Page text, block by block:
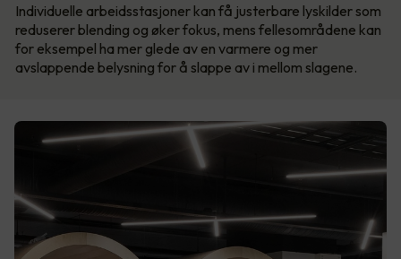
Individuelle arbeidsstasjoner kan få justerbare lyskilder som
reduserer blending og øker fokus, mens fellesområdene kan
for eksempel ha mer glede av en varmere og mer
avslappende belysning for å slappe av i mellom slagene.